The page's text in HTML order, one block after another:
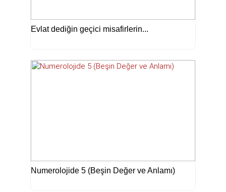
Evlat dediğin geçici misafirlerin...
Numerolojide 5 (Beşin Değer ve Anlamı)